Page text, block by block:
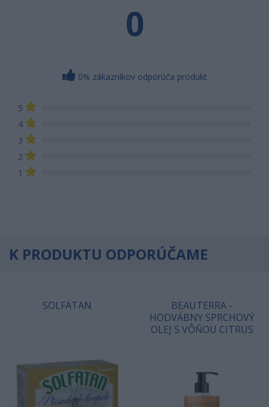
0
0% zákazníkov odporúča produkt
5
4
3
2
1
K PRODUKTU ODPORÚČAME
SOLFATAN
BEAUTERRA -
HODVÁBNY SPRCHOVÝ
OLEJ S VÔŇOU CITRUS